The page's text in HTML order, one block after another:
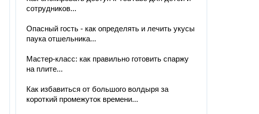
сотрудников...
Опасный гость - как определять и лечить укусы
паука отшельника...
Мастер-класс: как правильно готовить спаржу
на плите...
Как избавиться от большого волдыря за
короткий промежуток времени...